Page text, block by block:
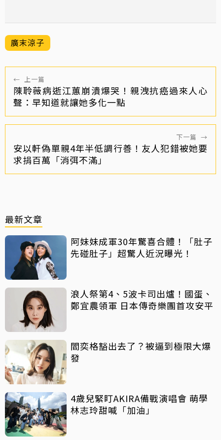
廣末涼子
← 上一篇
陳聆薇病逝江蕙崩潰爆哭！親洩抗癌過來人心
聲：早知道就讓她多化一點
下一篇 →
安以軒偽單親4年半低調行善！友人犯錯被她要
求捐百萬「消弭不滿」
最新文章
阿妹妹成軍30年驚喜合體！「肚子
先碰肚子」超驚人近況曝光！
浪人祭第4、5波卡司出爐！國蛋、
鄭宜農領軍 日本傳奇樂團首攻安平
閻奕格豁出去了？被逼到極限大爆
發
4歲兒緊盯AKIRA備戰演唱會 萌學
林志玲甜喊「加油」